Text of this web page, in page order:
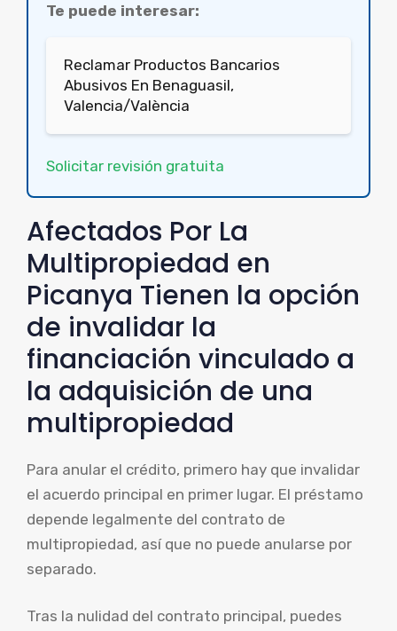
Te puede interesar:
Reclamar Productos Bancarios
Abusivos En Benaguasil,
Valencia/València
Solicitar revisión gratuita
Afectados Por La
Multipropiedad en
Picanya Tienen la opción
de invalidar la
financiación vinculado a
la adquisición de una
multipropiedad
Para anular el crédito, primero hay que invalidar
el acuerdo principal en primer lugar. El préstamo
depende legalmente del contrato de
multipropiedad, así que no puede anularse por
separado.
Tras la nulidad del contrato principal, puedes